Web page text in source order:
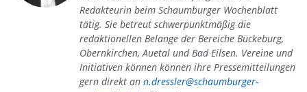
Redakteurin beim Schaumburger Wochenblatt
tätig. Sie betreut schwerpunktmäßig die
redaktionellen Belange der Bereiche Bückeburg,
Obernkirchen, Auetal und Bad Eilsen. Vereine und
Initiativen können können ihre Pressemitteilungen
gern direkt an n.dressler@schaumburger-